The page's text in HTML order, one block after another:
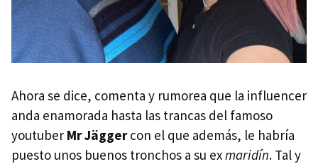
Ahora se dice, comenta y rumorea que la influencer
anda enamorada hasta las trancas del famoso
youtuber Mr Jäggercon el que además, le habría
puesto unos buenos tronchos a su exmaridín. Tal y